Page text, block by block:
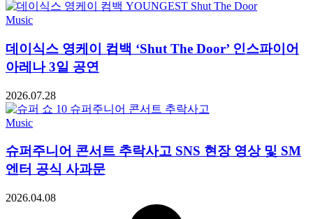
Music
데이식스 영케이 컴백 ‘Shut The Door’ 인스파이어
아레나 3일 공연
2026.07.28
Music
슈퍼주니어 콘서트 추락사고 SNS 현장 영상 및 SM
엔터 공식 사과문
2026.04.08